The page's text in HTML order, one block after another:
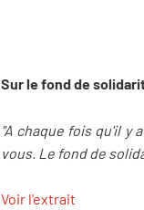
Sur le fond de
"A chaque fois qu'il y
vous. Le fond de
Voir l'extrait